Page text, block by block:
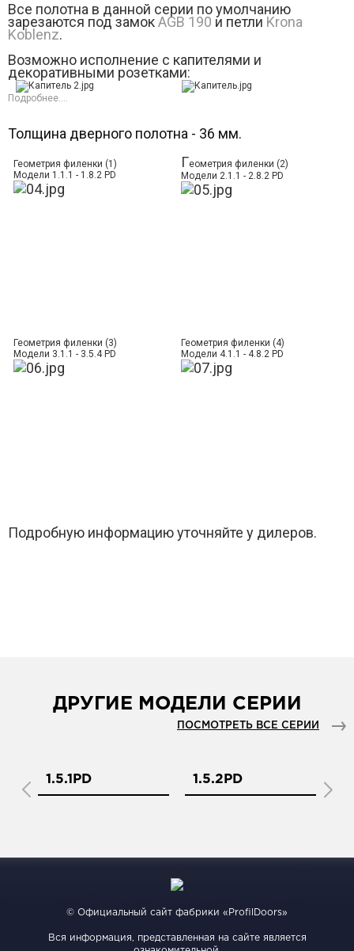
Все полотна в данной серии по умолчанию
зарезаются под замокAGB 190 и петли Krona
Koblenz.
Возможно исполнение с капителями и
декоративными розетками:
Подробнее....
Толщина дверного полотна - 36 мм.
Геометрия филенки (1)
Модели 1.1.1 - 1.8.2 PD
Геометрия филенки (2)
Модели 2.1.1 - 2.8.2 PD
Геометрия филенки (3)
Модели 3.1.1 - 3.5.4 PD
Геометрия филенки (4)
Модели 4.1.1 - 4.8.2 PD
Подробную информацию уточняйте у дилеров.
ДРУГИЕ МОДЕЛИ СЕРИИ
ПОСМОТРЕТЬ ВСЕ СЕРИИ
1.5.1PD 1.5.2PD
© Официальный сайт фабрики «ProfilDoors»
Вся информация, представленная на сайте является